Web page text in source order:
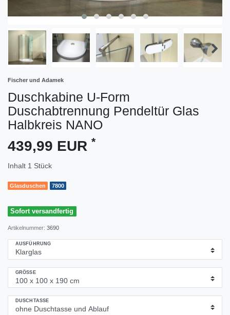
Fischer und Adamek
Duschkabine U-Form
Duschabtrennung Pendeltür Glas
Halbkreis NANO
439,99 EUR *
Inhalt 1 Stück
Glasduschen 7800
Sofort versandfertig
Artikelnummer: 3690
AUSFÜHRUNG
GRÖSSE
DUSCHTASSE